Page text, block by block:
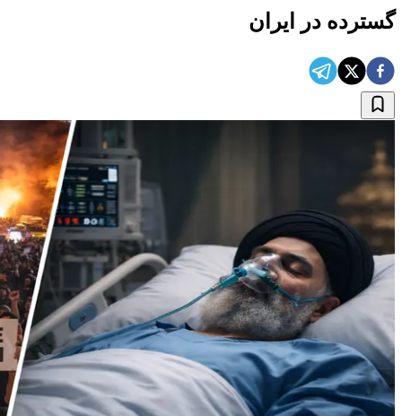
گسترده در ایران